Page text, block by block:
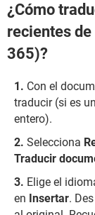
¿Cómo
recientes
365)?
Con el
traducir (si es
entero).
Selecciona
Traducir
Elige el
en Insertar.